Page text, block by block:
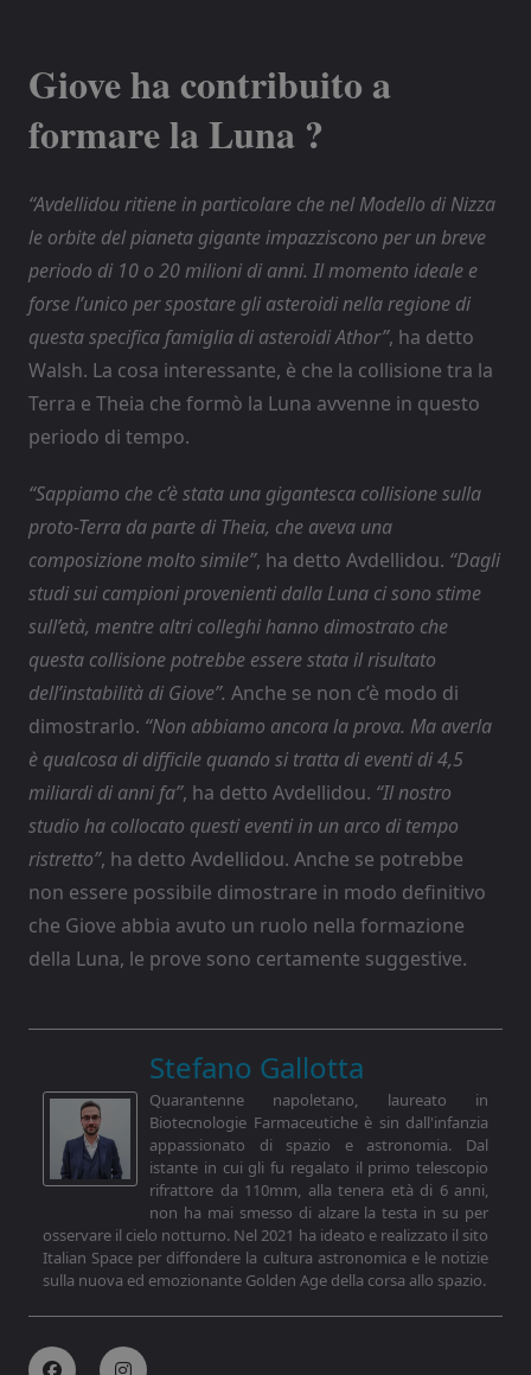
Giove ha contribuito a
formare la Luna ?
“Avdellidou ritiene in particolare che nel Modello di Nizza
le orbite del pianeta gigante impazziscono per un breve
periodo di 10 o 20 milioni di anni. Il momento ideale e
forse l’unico per spostare gli asteroidi nella regione di
questa specifica famiglia di asteroidi Athor”, ha detto
Walsh. La cosa interessante, è che la collisione tra la
Terra e Theia che formò la Luna avvenne in questo
periodo di tempo.
“Sappiamo che c’è stata una gigantesca collisione sulla
proto-Terra da parte di Theia, che aveva una
composizione molto simile”, ha detto Avdellidou. “Dagli
studi sui campioni provenienti dalla Luna ci sono stime
sull’età, mentre altri colleghi hanno dimostrato che
questa collisione potrebbe essere stata il risultato
dell’instabilità di Giove”. Anche se non c’è modo di
dimostrarlo. “Non abbiamo ancora la prova. Ma averla
è qualcosa di difficile quando si tratta di eventi di 4,5
miliardi di anni fa”, ha detto Avdellidou. “Il nostro
studio ha collocato questi eventi in un arco di tempo
ristretto”, ha detto Avdellidou. Anche se potrebbe
non essere possibile dimostrare in modo definitivo
che Giove abbia avuto un ruolo nella formazione
della Luna, le prove sono certamente suggestive.
Stefano Gallotta
Quarantenne napoletano, laureato in
Biotecnologie Farmaceutiche è sin dall'infanzia
appassionato di spazio e astronomia. Dal
istante in cui gli fu regalato il primo telescopio
rifrattore da 110mm, alla tenera età di 6 anni,
non ha mai smesso di alzare la testa in su per
osservare il cielo notturno. Nel 2021 ha ideato e realizzato il sito
Italian Space per diffondere la cultura astronomica e le notizie
sulla nuova ed emozionante Golden Age della corsa allo spazio.